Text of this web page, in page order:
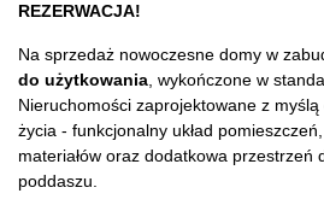
REZERWACJA!
Na sprzedaż nowoczesne domy w
do użytkowania , wykończone w
Nieruchomości zaprojektowane z
życia - funkcjonalny układ
materiałów oraz dodatkowa przestrzeń
poddaszu.